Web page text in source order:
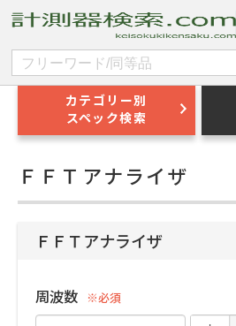
カテゴリー別
スペック検索
ＦＦＴアナライザ
ＦＦＴアナライザ
周波数
※必須